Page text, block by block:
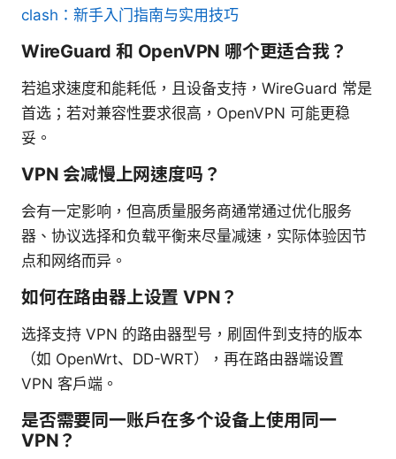
clash：新手入门指南与实用技巧
WireGuard 和 OpenVPN 哪个更适合我？
若追求速度和能耗低，且设备支持，WireGuard 常是
首选；若对兼容性要求很高，OpenVPN 可能更稳
妥。
VPN 会减慢上网速度吗？
会有一定影响，但高质量服务商通常通过优化服务
器、协议选择和负载平衡来尽量减速，实际体验因节
点和网络而异。
如何在路由器上设置 VPN？
选择支持 VPN 的路由器型号，刷固件到支持的版本
（如 OpenWrt、DD-WRT），再在路由器端设置
VPN 客户端。
是否需要同一账户在多个设备上使用同一
VPN？